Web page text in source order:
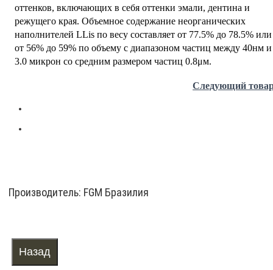
оттенков, включающих в себя оттенки эмали, дентина и
режущего края. Объемное содержание неорганических
наполнителей LLis по весу составляет от 77.5% до 78.5% или
от 56% до 59% по объему с диапазоном частиц между 40нм и
3.0 микрон со средним размером частиц 0.8μм.
Следующий
Производитель: FGM Бразилия